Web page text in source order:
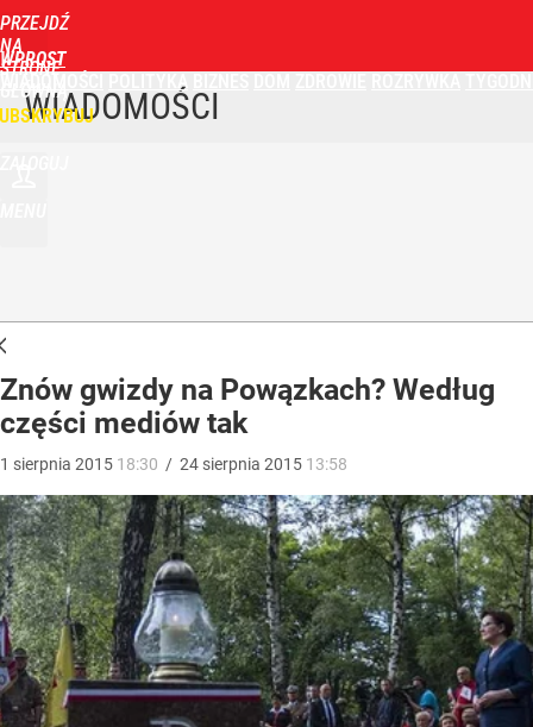
PRZEJDŹ
NA
STRONĘ
GŁÓWNĄ
WPROST
POLITYKA
WIADOMOŚCI
Znów gwizdy na Powązkach? Według
części mediów tak
1 sierpnia 2015 18:30 / 24 sierpnia 2015 13:58